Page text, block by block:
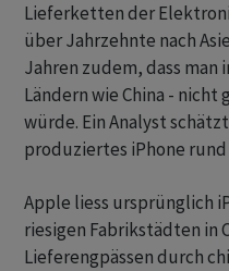
Lieferketten der
über Jahrzehnte nach
Jahren zudem, dass man
Ländern wie China -
würde. Ein Analyst
produziertes iPhone rund
Apple liess ursprünglich
riesigen Fabrikstädten in
Lieferengpässen durch